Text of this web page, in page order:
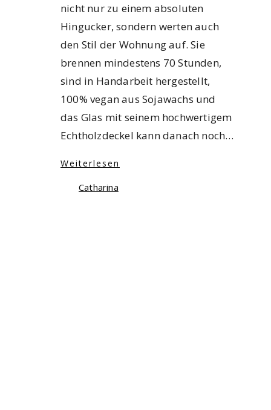
nicht nur zu einem absoluten
Hingucker, sondern werten auch
den Stil der Wohnung auf. Sie
brennen mindestens 70 Stunden,
sind in Handarbeit hergestellt,
100% vegan aus Sojawachs und
das Glas mit seinem hochwertigem
Echtholzdeckel kann danach noch…
Weiterlesen
Catharina